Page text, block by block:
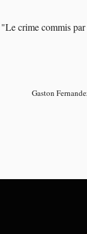
"Le crime commis
Gaston